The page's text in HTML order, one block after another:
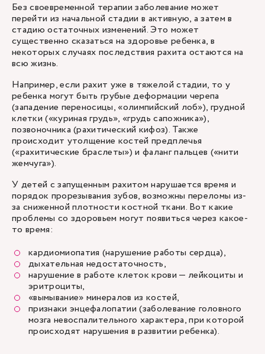
Без своевременной терапии заболевание может
перейти из начальной стадии в активную, а затем в
стадию остаточных изменений. Это может
существенно сказаться на здоровье ребенка, в
некоторых случаях последствия рахита остаются на
всю жизнь.
Например, если рахит уже в тяжелой стадии, то у
ребенка могут быть грубые деформации черепа
(западение переносицы, «олимпийский лоб»), грудной
клетки («куриная грудь», «грудь сапожника»),
позвоночника (рахитический кифоз). Также
происходит утолщение костей предплечья
(«рахитические браслеты») и фаланг пальцев («нити
жемчуга»).
У детей с запущенным рахитом нарушается время и
порядок прорезывания зубов, возможны переломы из-
за сниженной плотности костной ткани. Вот какие
проблемы со здоровьем могут появиться через какое-
то время:
кардиомиопатия (нарушение работы сердца),
дыхательная недостаточность,
нарушение в работе клеток крови — лейкоциты и
эритроциты,
«вымывание» минералов из костей,
признаки энцефалопатии (заболевание головного
мозга невоспалительного характера, при которой
происходят нарушения в развитии ребенка).